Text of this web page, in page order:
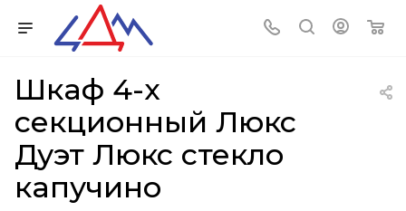
Шкаф 4-х
секционный Люкс
Дуэт Люкс стекло
капучино